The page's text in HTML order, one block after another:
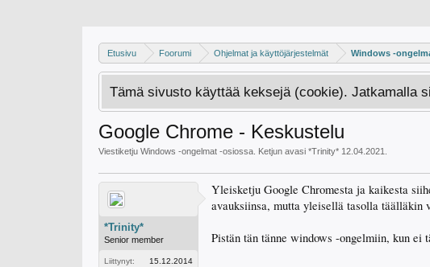
Etusivu Foorumi Ohjelmat ja käyttöjärjestelmät Windows -
Tämä sivusto käyttää keksejä (cookie). Jatkamalla
Google Chrome - Keskustelu
Viestiketju Windows -ongelmat -osiossa. Ketjun avasi *Trinity* 12.04.2021
*Trinity*
Senior member
Liittynyt:
15.12.2014
Yleisketju Google Chromesta ja kaikesta
avauksiinsa, mutta yleisellä tasolla täälläkin
Pistän tän tänne windows -ongelmiin, kun